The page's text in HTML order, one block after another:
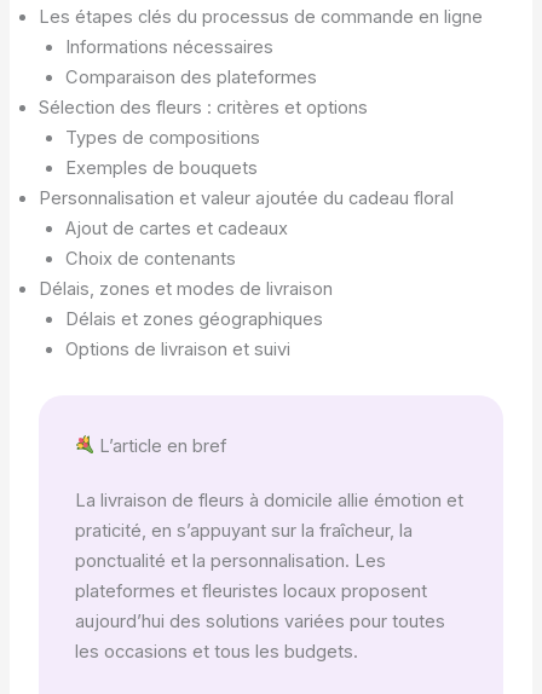
Les étapes clés du processus de commande en ligne
Informations nécessaires
Comparaison des plateformes
Sélection des fleurs : critères et options
Types de compositions
Exemples de bouquets
Personnalisation et valeur ajoutée du cadeau floral
Ajout de cartes et cadeaux
Choix de contenants
Délais, zones et modes de livraison
Délais et zones géographiques
Options de livraison et suivi
L’article en bref
La livraison de fleurs à domicile allie émotion et
praticité, en s’appuyant sur la fraîcheur, la
ponctualité et la personnalisation. Les
plateformes et fleuristes locaux proposent
aujourd’hui des solutions variées pour toutes
les occasions et tous les budgets.